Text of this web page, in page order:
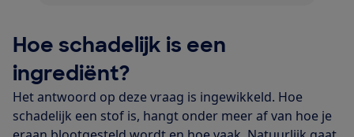
Hoe schadelijk is een
ingrediënt?
Het antwoord op deze vraag is ingewikkeld. Hoe
schadelijk een stof is, hangt onder meer af van hoe je